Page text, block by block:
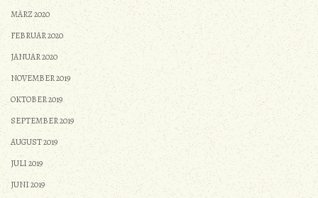
MÄRZ 2020
FEBRUAR 2020
JANUAR 2020
NOVEMBER 2019
OKTOBER 2019
SEPTEMBER 2019
AUGUST 2019
JULI 2019
JUNI 2019